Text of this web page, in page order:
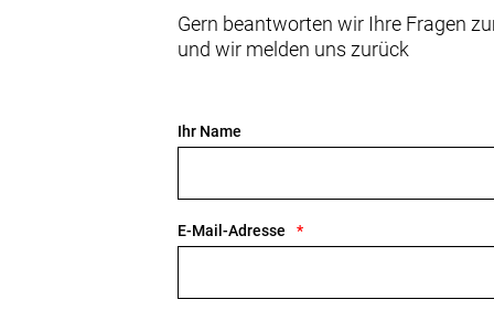
Rahmenmaterial: Carbon
Anzahl Gänge: 1
Hinterradbremse: SRAM CenterLine
Gern beantworten wir Ihre Fragen
und wir melden uns zurück
Ihr Name
E-Mail-Adresse